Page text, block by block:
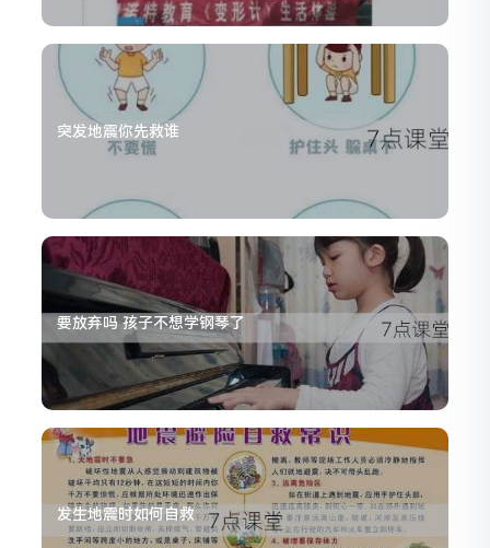
突发地震你先救谁
要放弃吗 孩子不想学钢琴了
发生地震时如何自救